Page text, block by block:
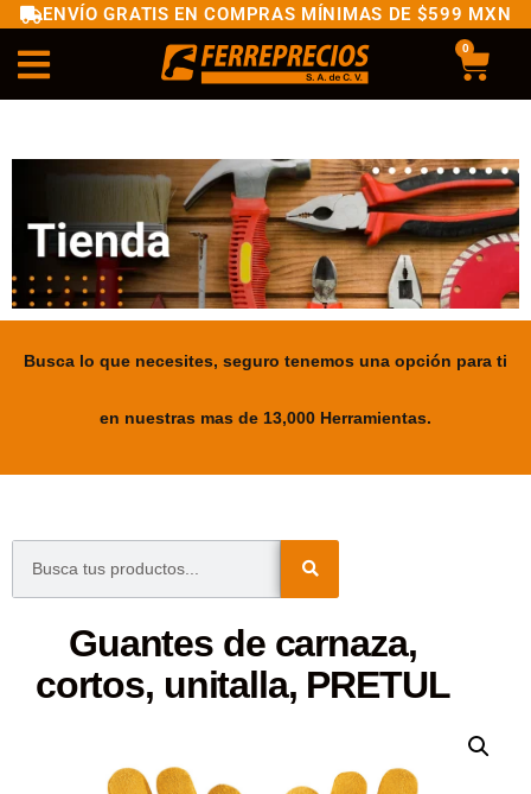
ENVÍO GRATIS EN COMPRAS MÍNIMAS DE $599 MXN
0
Busca lo que necesites, seguro tenemos una opción para ti
en nuestras mas de 13,000 Herramientas.
Guantes de carnaza,
cortos, unitalla, PRETUL